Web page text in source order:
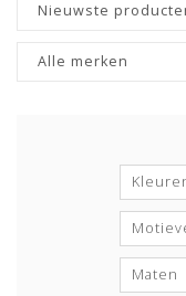
Nieuwste
Alle merken
Maten